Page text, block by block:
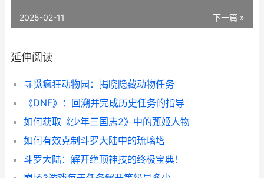
下一篇 »
2025-02-11
延伸阅读
寻觅疯狂动物园：揭晓隐藏动物任务
《DNF》：回溯并完成历史任务的指导
如何获取《少年三国志2》中的甄姬人物
如何有效克制斗罗大陆中的琉璃塔
斗罗大陆：解开绝顶神技的终极宝典！